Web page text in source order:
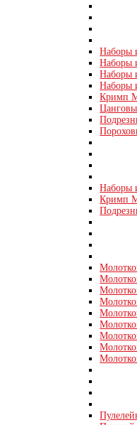
Наборы
Наборы
Наборы
Наборы
Кримп
Наборы
Кримп